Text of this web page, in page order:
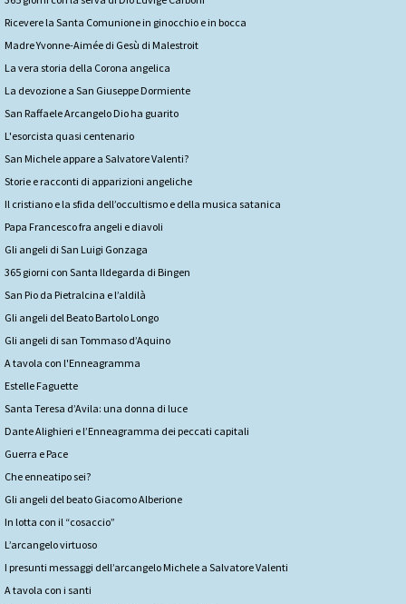
Ricevere la Santa Comunione in ginocchio e in bocca
Madre Yvonne-Aimée di Gesù di Malestroit
La vera storia della Corona angelica
La devozione a San Giuseppe Dormiente
San Raffaele Arcangelo Dio ha guarito
L'esorcista quasi centenario
San Michele appare a Salvatore Valenti?
Storie e racconti di apparizioni angeliche
Il cristiano e la sfida dell’occultismo e della musica satanica
Papa Francesco fra angeli e diavoli
Gli angeli di San Luigi Gonzaga
365 giorni con Santa Ildegarda di Bingen
San Pio da Pietralcina e l’aldilà
Gli angeli del Beato Bartolo Longo
Gli angeli di san Tommaso d’Aquino
A tavola con l'Enneagramma
Estelle Faguette
Santa Teresa d’Avila: una donna di luce
Dante Alighieri e l’Enneagramma dei peccati capitali
Guerra e Pace
Che enneatipo sei?
Gli angeli del beato Giacomo Alberione
In lotta con il “cosaccio”
L’arcangelo virtuoso
I presunti messaggi dell’arcangelo Michele a Salvatore Valenti
A tavola con i santi